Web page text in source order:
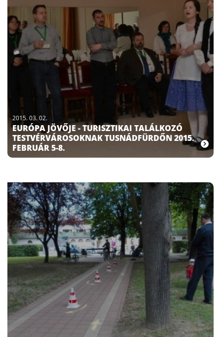
2015. 03. 02.
EURÓPA JÖVŐJE - TURISZTIKAI TALÁLKOZÓ
TESTVÉRVÁROSOKNAK TUSNÁDFÜRDŐN 2015.
FEBRUÁR 5-8.